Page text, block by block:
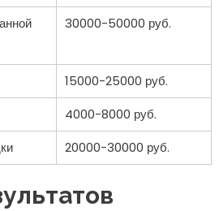
30000-50000 руб.
15000-25000 руб.
4000-8000 руб.
20000-30000 руб.